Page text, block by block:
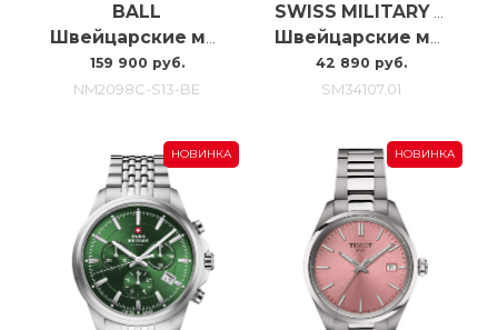
BALL
Швейцарские мужские часы C автоподзаводом Ball Nightbreaker NM2098C-S13-BE
159 900 руб.
NM2098C-S13-BE
SWISS MILITARY BY CHRONO
Швейцарские мужские наручные часы с хронографом Swiss Military SM34107.01
42 890 руб.
SM34107.01
НОВИНКА НОВИНКА